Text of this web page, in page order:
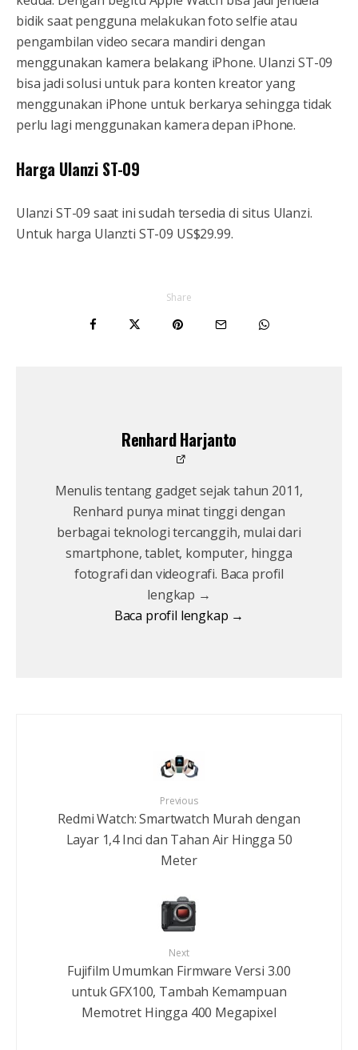
bidik saat pengguna melakukan foto selfie atau
pengambilan video secara mandiri dengan
menggunakan kamera belakang iPhone. Ulanzi ST-09
bisa jadi solusi untuk para konten kreator yang
menggunakan iPhone untuk berkarya sehingga tidak
perlu lagi menggunakan kamera depan iPhone.
Harga Ulanzi ST-09
Ulanzi ST-09 saat ini sudah tersedia di situs Ulanzi.
Untuk harga Ulanzti ST-09 US$29.99.
Share
Renhard Harjanto
Menulis tentang gadget sejak tahun 2011,
Renhard punya minat tinggi dengan
berbagai teknologi tercanggih, mulai dari
smartphone, tablet, komputer, hingga
fotografi dan videografi. Baca profil
lengkap →
Baca profil lengkap →
Previous
Redmi Watch: Smartwatch Murah dengan
Layar 1,4 Inci dan Tahan Air Hingga 50
Meter
Next
Fujifilm Umumkan Firmware Versi 3.00
untuk GFX100, Tambah Kemampuan
Memotret Hingga 400 Megapixel